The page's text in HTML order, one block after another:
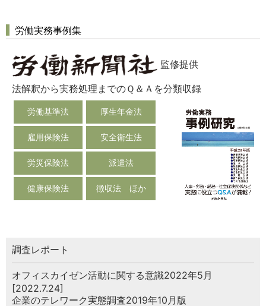
労働実務事例集
監修提供
法解釈から実務処理までのＱ＆Ａを分類収録
労働基準法 厚生年金法
雇用保険法 安全衛生法
労災保険法 派遣法
健康保険法 徴収法 ほか
調査レポート
オフィスカイゼン活動に関する意識2022年5月
[2022.7.24]
企業のテレワーク実態調査2019年10月版